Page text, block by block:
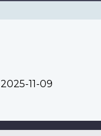
2025-11-09